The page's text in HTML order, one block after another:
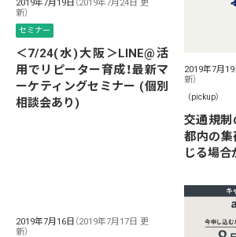
2019年7月19日 （2019年7月24日 更
新）
セミナー
＜7/24(水)大阪＞LINE@活
用でリピーター育成！最新マ
ーケティングセミナー (個別
相談会あり)
2019年7月19
新）
（pickup）
交通規制
都内の集
じる場合
2019年7月16日 （2019年7月17日 更
新）